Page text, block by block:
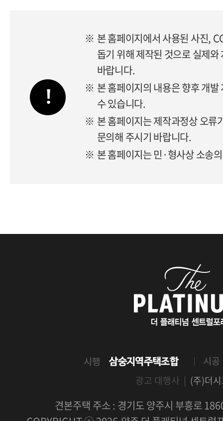
※ 본 홈페이지에서 사용된 사진,
돕기 위해 제작된 것으로 실제
바랍니다.
※ 본 홈페이지의 내용은 향후 개
수 있습니다.
※ 본 홈페이지는 제작과정상 오류
문의해 주시기 바랍니다.
※ 본 홈페이지는 민·형사상 소송
광고 대행사 | (주)더
견본주택 주소 : 경기도 양주시 부흥로